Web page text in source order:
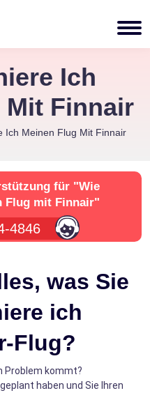
Ich
Mit Finnair
Ich Meinen Flug Mit Finnair
für "Wie
Flug mit Finnair"
4846
was Sie
ich
Flug?
Problem kommt?
haben und Sie Ihren